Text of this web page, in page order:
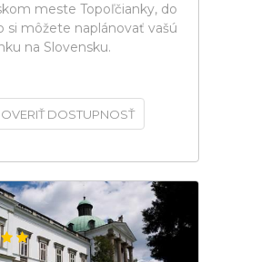
meste Topoľčianky, do
si môžete naplánovať vašú
na Slovensku.
OVERIŤ DOSTUPNOSŤ